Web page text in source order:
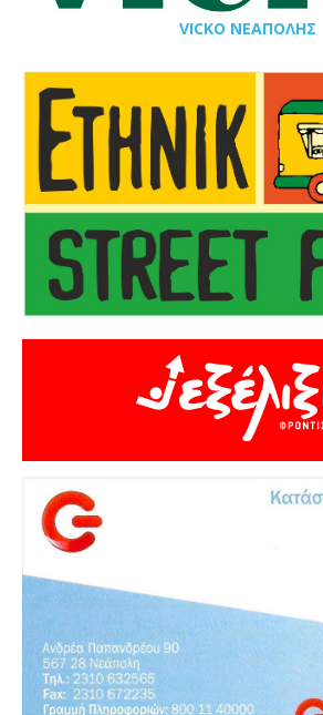
VICKO ΝΕΑΠΟΛΗΣ